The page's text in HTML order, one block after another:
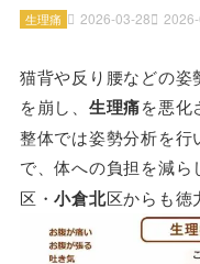
2026-03-28
生理痛
猫背や反り腰などの姿
を崩し、 生理痛を悪化
整体では姿勢分析を行
で、体への負担を減
区・小倉北区からも徳